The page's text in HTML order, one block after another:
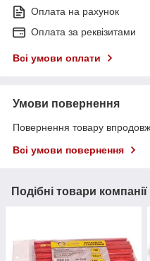
Оплата на рахунок
Оплата за реквізитами
Всі умови оплати
Умови повернення
Повернення товару
Всі умови повернення
Подібні товари компанії